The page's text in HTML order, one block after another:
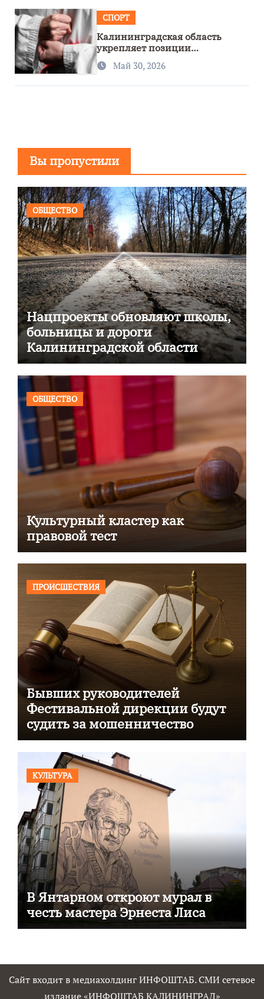
СПОРТ
Калининградская область
укрепляет позиции
спортивного региона
Май 30, 2026
Вы пропустили
ОБЩЕСТВО
Нацпроекты обновляют школы,
больницы и дороги
Калининградской области
ОБЩЕСТВО
Культурный кластер как
правовой тест
ПРОИСШЕСТВИЯ
Бывших руководителей
Фестивальной дирекции будут
судить за мошенничество
КУЛЬТУРА
В Янтарном откроют мурал в
честь мастера Эрнеста Лиса
Сайт входит в медиахолдинг ИНФОШТАБ. СМИ сетевое
издание «ИНФОШТАБ КАЛИНИНГРАД»